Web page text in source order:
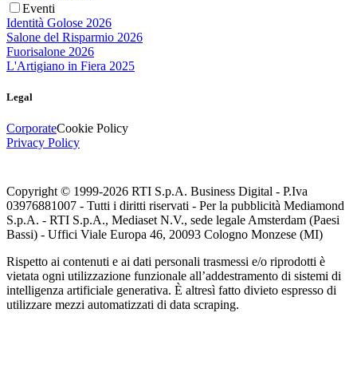
Eventi
Identità Golose 2026
Salone del Risparmio 2026
Fuorisalone 2026
L'Artigiano in Fiera 2025
Legal
CorporateCookie Policy
Privacy Policy
Copyright © 1999-2026 RTI S.p.A. Business Digital - P.Iva
03976881007 - Tutti i diritti riservati - Per la pubblicità Mediamond
S.p.A. - RTI S.p.A., Mediaset N.V., sede legale Amsterdam (Paesi
Bassi) - Uffici Viale Europa 46, 20093 Cologno Monzese (MI)
Rispetto ai contenuti e ai dati personali trasmessi e/o riprodotti è
vietata ogni utilizzazione funzionale all’addestramento di sistemi di
intelligenza artificiale generativa. È altresì fatto divieto espresso di
utilizzare mezzi automatizzati di data scraping.